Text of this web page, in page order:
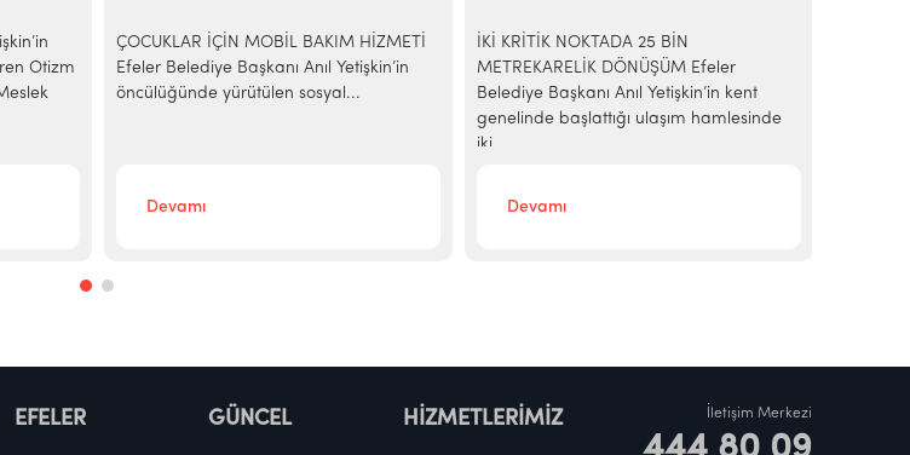
Otizm
ÇOCUKLAR İÇİN MOBİL BAKIM HİZMETİ
Efeler Belediye Başkanı Anıl Yetişkin’in
öncülüğünde yürütülen sosyal...
Devamı
İKİ KRİTİK NOKTADA 25 BİN
METREKARELİK DÖNÜŞÜM Efeler
Belediye Başkanı Anıl Yetişkin’in kent
genelinde başlattığı ulaşım hamlesinde
iki...
Devamı
EFELER GÜNCEL HİZMETLERİMİZ İletişim Merkezi